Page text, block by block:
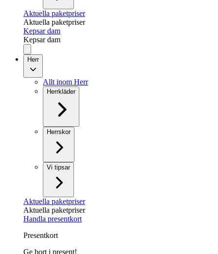
Aktuella paketpriser
Aktuella paketpriser
Kepsar dam
Kepsar dam
Herr
Allt inom Herr
Herrkläder
Herrskor
Vi tipsar
Aktuella paketpriser
Aktuella paketpriser
Handla presentkort
Presentkort
Ge bort i present!